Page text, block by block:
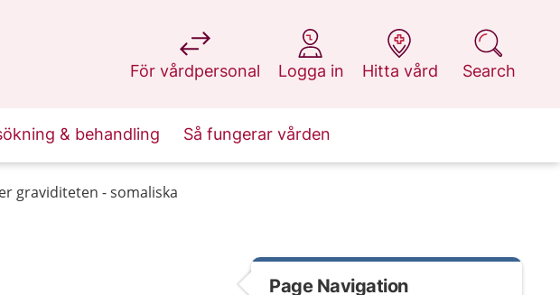
För vårdpersonal
at 1177.se
Logga in
at 1177.se
Hitta vård
at 1177.se
Search
at 1177.se
& behandling Så fungerar vården
graviditeten - somaliska
Page Navigation